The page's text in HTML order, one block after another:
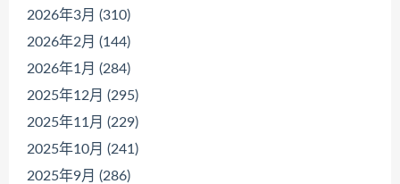
2026年3月 (310)
2026年2月 (144)
2026年1月 (284)
2025年12月 (295)
2025年11月 (229)
2025年10月 (241)
2025年9月 (286)